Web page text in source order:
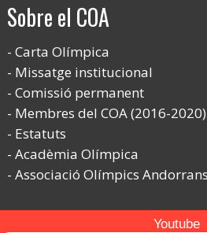
Sobre el COA
Carta Olímpica
Missatge institucional
Comissió permanent
Membres del COA (2016-2020)
Estatuts
Acadèmia Olímpica
Associació Olímpics Andorrans
Youtube